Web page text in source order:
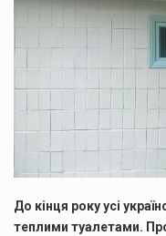
До кінця року усі
теплими туалетами.